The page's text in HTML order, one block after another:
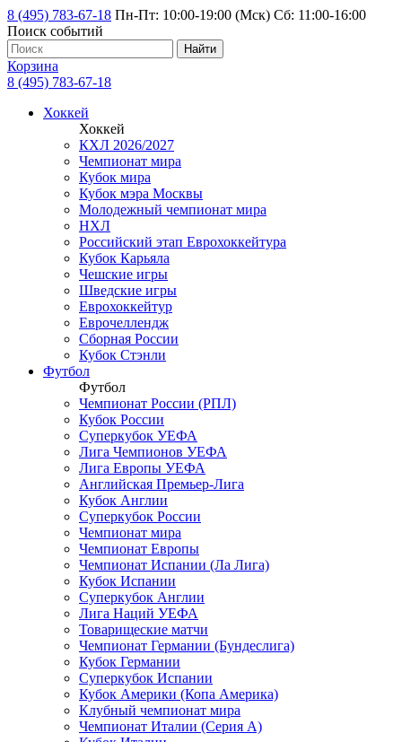
8 (495) 783-67-18 Пн-Пт: 10:00-19:00 (Мск) Сб: 11:00-16:00
Поиск событий
Найти
Корзина
8 (495) 783-67-18
Хоккей
Хоккей
КХЛ 2026/2027
Чемпионат мира
Кубок мира
Кубок мэра Москвы
Молодежный чемпионат мира
НХЛ
Российский этап Еврохоккейтура
Кубок Карьяла
Чешские игры
Шведские игры
Еврохоккейтур
Еврочеллендж
Сборная России
Кубок Стэнли
Футбол
Футбол
Чемпионат России (РПЛ)
Кубок России
Суперкубок УЕФА
Лига Чемпионов УЕФА
Лига Европы УЕФА
Английская Премьер-Лига
Кубок Англии
Суперкубок России
Чемпионат мира
Чемпионат Европы
Чемпионат Испании (Ла Лига)
Кубок Испании
Суперкубок Англии
Лига Наций УЕФА
Товарищеские матчи
Чемпионат Германии (Бундеслига)
Кубок Германии
Суперкубок Испании
Кубок Америки (Копа Америка)
Клубный чемпионат мира
Чемпионат Италии (Серия А)